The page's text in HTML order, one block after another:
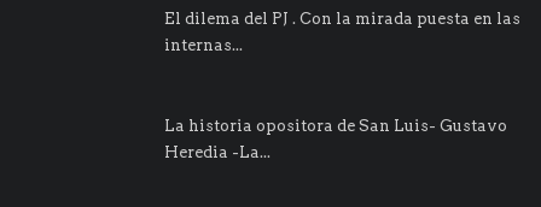
El dilema del PJ . Con la mirada puesta en las
internas...
La historia opositora de San Luis- Gustavo
Heredia -La...